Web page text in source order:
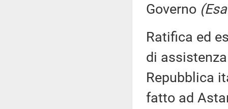
Governo
Ratifica ed
di
Repubblica
fatto ad